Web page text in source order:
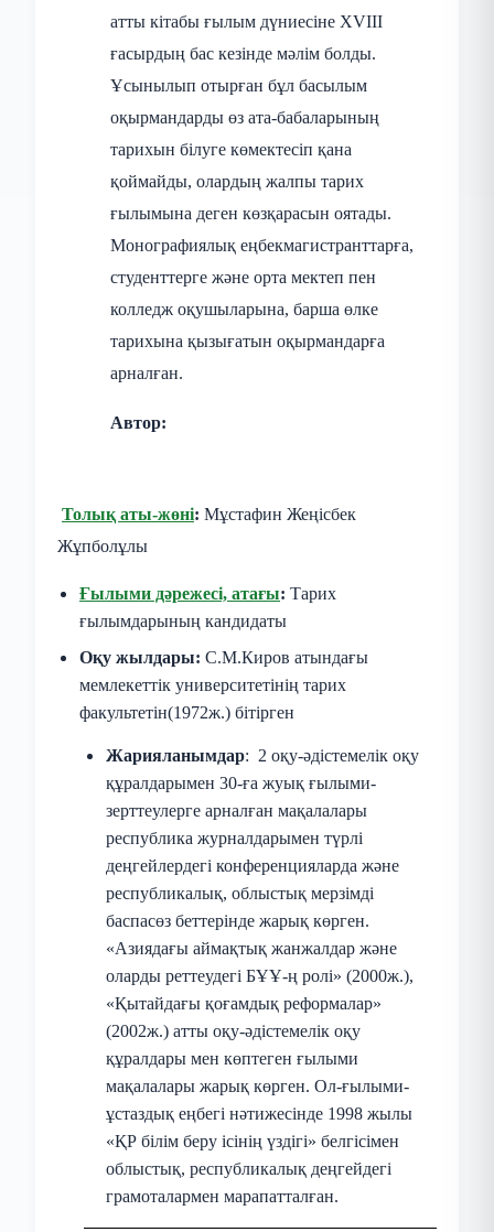
атты кітабы ғылым дүниесіне XVIII
ғасырдың бас кезінде мәлім болды.
Ұсынылып отырған бұл басылым
оқырмандарды өз ата-бабаларының
тарихын білуге көмектесіп қана
қоймайды, олардың жалпы тарих
ғылымына деген көзқарасын оятады.
Монографиялық еңбекмагистранттарға,
студенттерге және орта мектеп пен
колледж оқушыларына, барша өлке
тарихына қызығатын оқырмандарға
арналған.
Автор:
Толық аты-жөні: Мұстафин Жеңісбек
Жұпболұлы
Ғылыми дәрежесі, атағы: Тарих
ғылымдарының кандидаты
Оқу жылдары: С.М.Киров атындағы
мемлекеттік университетінің тарих
факультетін(1972ж.) бітірген
Жарияланымдар: 2 оқу-әдістемелік оқу
құралдарымен 30-ға жуық ғылыми-
зерттеулерге арналған мақалалары
республика журналдарымен түрлі
деңгейлердегі конференцияларда және
республикалық, облыстық мерзімді
баспасөз беттерінде жарық көрген.
«Азиядағы аймақтық жанжалдар және
оларды реттеудегі БҰҰ-ң ролі» (2000ж.),
«Қытайдағы қоғамдық реформалар»
(2002ж.) атты оқу-әдістемелік оқу
құралдары мен көптеген ғылыми
мақалалары жарық көрген. Ол-ғылыми-
ұстаздық еңбегі нәтижесінде 1998 жылы
«ҚР білім беру ісінің үздігі» белгісімен
облыстық, республикалық деңгейдегі
грамоталармен марапатталған.